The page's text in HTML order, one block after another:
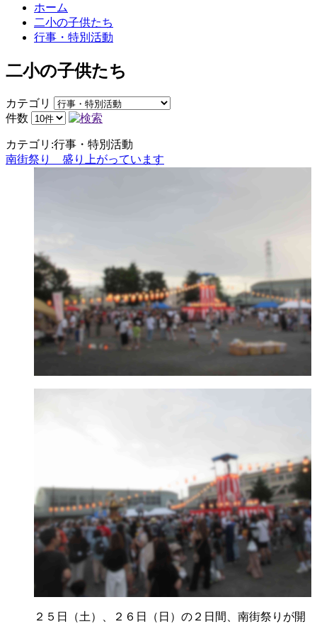
ホーム
二小の子供たち
行事・特別活動
二小の子供たち
カテゴリ
件数
カテゴリ:行事・特別活動
南街祭り 盛り上がっています
２５日（土）、２６日（日）の２日間、南街祭りが開